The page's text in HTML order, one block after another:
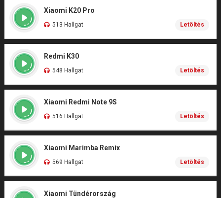
Xiaomi K20 Pro
513 Hallgat Letöltés
Redmi K30
548 Hallgat Letöltés
Xiaomi Redmi Note 9S
516 Hallgat Letöltés
Xiaomi Marimba Remix
569 Hallgat Letöltés
Xiaomi Tündérország